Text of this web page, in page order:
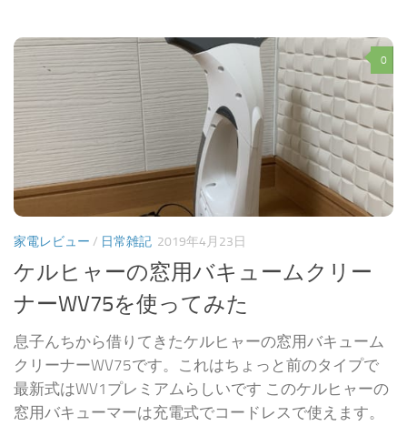
0
家電レビュー / 日常雑記 2019年4月23日
ケルヒャーの窓用バキュームクリー
ナーWV75を使ってみた
息子んちから借りてきたケルヒャーの窓用バキューム
クリーナーWV75です。これはちょっと前のタイプで
最新式はWV1プレミアムらしいです このケルヒャーの
窓用バキューマーは充電式でコードレスで使えます。